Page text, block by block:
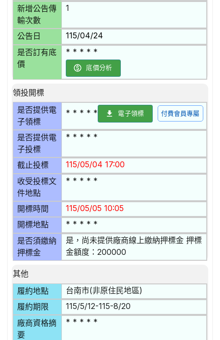
新增公告傳
輸次數
1
公告日 115/04/24
是否訂有底
價
* * * * *
底價分析
領投開標
是否提供電
子領標
* * * * * 電子領標 付費會員專屬
是否提供電
子投標
* * * * *
截止投標 115/05/04 17:00
收受投標文
件地點
* * * * *
開標時間 115/05/05 10:05
開標地點 * * * * *
是否須繳納
押標金
是，尚未提供廠商線上繳納押標金 押標
金額度：200000
其他
履約地點
台南市(非原住民地區)
履約期限 115/5/12-115-8/20
廠商資格摘
要
* * * * *